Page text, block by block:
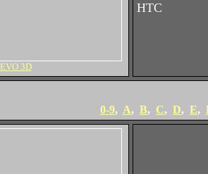
EVO 3D
HTC
0-9, A, B, C, D, E,